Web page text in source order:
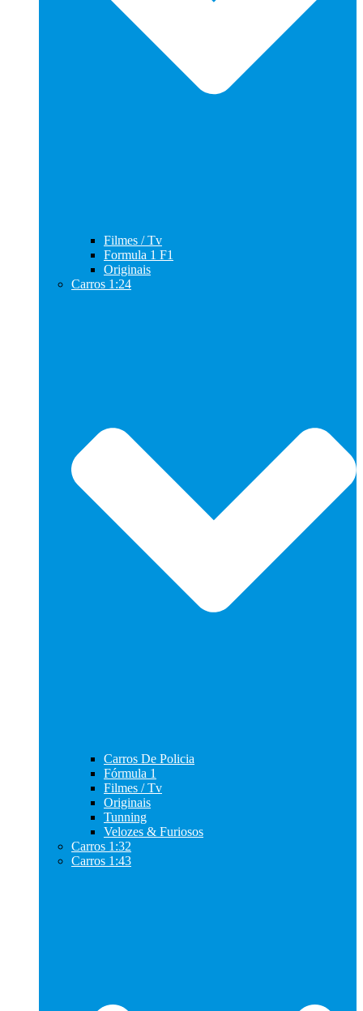
Filmes / Tv
Formula 1 F1
Originais
Carros 1:24
Carros De Policia
Fórmula 1
Filmes / Tv
Originais
Tunning
Velozes & Furiosos
Carros 1:32
Carros 1:43